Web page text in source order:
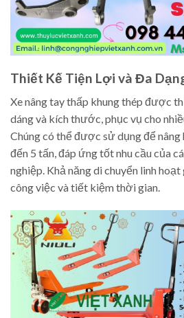
Thiết Kế Tiện Lợi và Đa
Xe nâng tay thấp khung thép được
dáng và kích thước, phục vụ cho
Chúng có thể được sử dụng để nâng
đến 5 tấn, đáp ứng tốt nhu cầu của
nghiệp. Khả năng di chuyển linh
công việc và tiết kiệm thời gian.